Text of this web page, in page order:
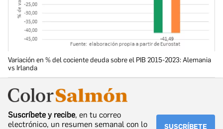
Variación en % del cociente deuda sobre el PIB 2015-2023: Alemania
vs Irlanda
Suscríbete y recibe, en tu correo
electrónico, un resumen semanal con lo
SUSCRÍBETE